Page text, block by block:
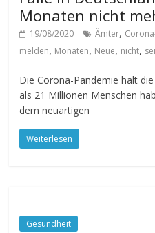
Monaten nicht
19/08/2020 Ämter,
melden, Monaten, Neue, nicht,
Die Corona-Pandemie hält
als 21 Millionen Menschen
dem neuartigen
Weiterlesen
Gesundheit